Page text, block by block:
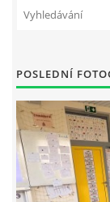
MANUÁLNÍ
MASÁŽ
ČÍNSKÁ
POSLEDNÍ